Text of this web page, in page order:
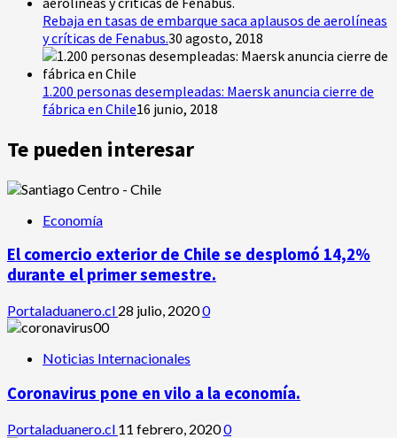
Rebaja en tasas de embarque saca aplausos de aerolíneas
y críticas de Fenabus.30 agosto, 2018
1.200 personas desempleadas: Maersk anuncia cierre de
fábrica en Chile16 junio, 2018
Te pueden interesar
Economía
El comercio exterior de Chile se desplomó 14,2%
durante el primer semestre.
Portaladuanero.cl 28 julio, 20200
Noticias Internacionales
Coronavirus pone en vilo a la economía.
Portaladuanero.cl 11 febrero, 20200